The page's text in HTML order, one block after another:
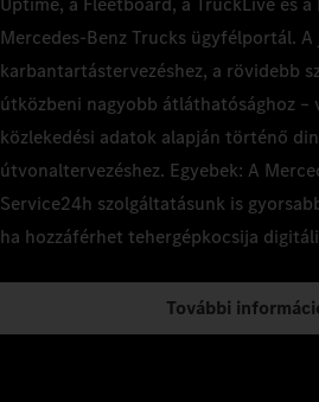
Mercedes‑Benz Trucks ügyfélportál. A
karbantartástervezéshez, a rövidebb
útközbeni nagyobb átláthatósághoz –
közlekedési adatok alapján történő
útvonaltervezéshez. Egyebek: A
Service24h szolgáltatásunk is
ha hozzáférhet tehergépkocsija
További